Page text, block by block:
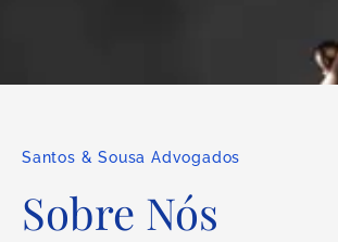
Santos & Sousa Advogados
Sobre Nós